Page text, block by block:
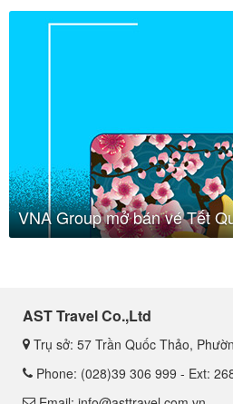
VNA Group mở bán vé Tết
AST Travel Co.,Ltd
Trụ sở: 57 Trần Quốc Thảo,
Phone: (028)39 306 999 - Ext: